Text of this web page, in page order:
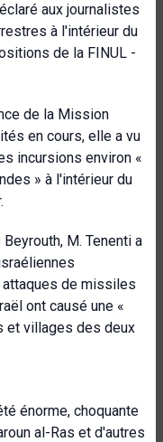
aux journalistes
à l'intérieur du
de la FINUL -
de la Mission
en cours, elle a vu
incursions environ «
» à l'intérieur du
M. Tenenti a
de missiles
ont causé une «
et villages des deux
énorme, choquante
al-Ras et d'autres